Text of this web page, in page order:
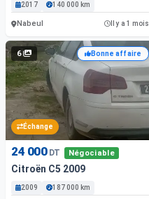
2017 140 000 km
Nabeul Il y a 1 mois
6
Échange
Bonne affaire
24 000 DT Négociable
Citroën C5 2009
2009 187 000 km